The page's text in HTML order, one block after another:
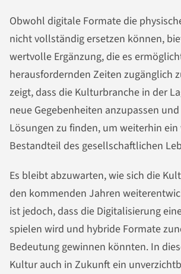
Obwohl digitale Formate die
nicht vollständig ersetzen können,
wertvolle Ergänzung, die es
herausfordernden Zeiten zugänglich
zeigt, dass die Kulturbranche in der
neue Gegebenheiten anzupassen
Lösungen zu finden, um weiterhin
Bestandteil des gesellschaftlichen
Es bleibt abzuwarten, wie sich die
den kommenden Jahren
ist jedoch, dass die Digitalisierung
spielen wird und hybride Formate
Bedeutung gewinnen könnten. In
Kultur auch in Zukunft ein